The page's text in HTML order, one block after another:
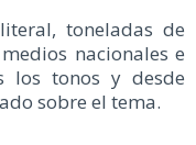
toneladas de
nacionales e
los tonos y desde
sobre el tema.